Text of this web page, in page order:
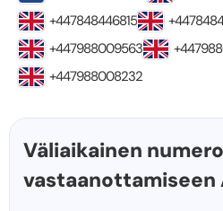
+447848446815
+447988009563
+447988008232
Väliaikainen
vastaanottamiseen